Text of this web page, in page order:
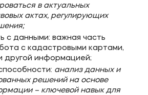
в актуальных
актах, регулирующих
с данными: важная часть
с кадастровыми картами,
другой информацией;
анализ данных и
решений на основе
– ключевой навык для